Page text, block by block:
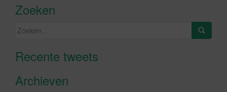
Zoeken
Zoeken
Recente tweetsKlik om marketing cookies te
Archieven